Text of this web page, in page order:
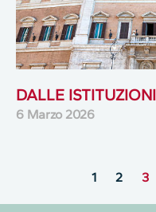
DALLE
6 Marzo 2026
1 2 3